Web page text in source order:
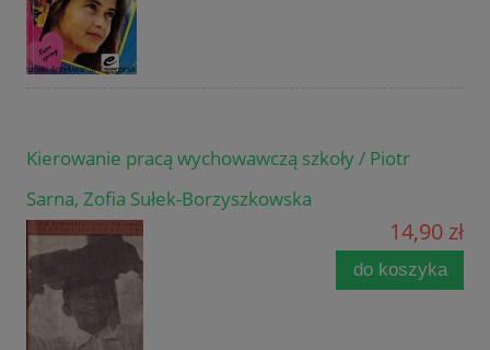
Kierowanie pracą wychowawczą szkoły / Piotr
Sarna, Zofia Sułek-Borzyszkowska
14,90 zł
do koszyka